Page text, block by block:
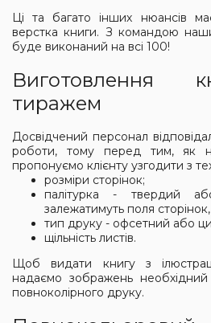
Ці та багато інших нюансів
верстка книги. З командою
буде виконаний на всі 100!
Виготовлення
тиражем
Досвідчений персонал
роботи, тому перед тим, як
пропонуємо клієнту узгодити з
розміри сторінок;
палітурка - твердий
залежатимуть поля сторінок,
тип друку - офсетний або
щільність листів.
Щоб видати книгу з
надаємо зображень
повноколірного друку.